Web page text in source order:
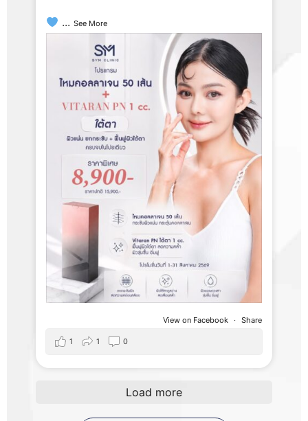
...See More
View on Facebook · Share
1 1 0
Load more